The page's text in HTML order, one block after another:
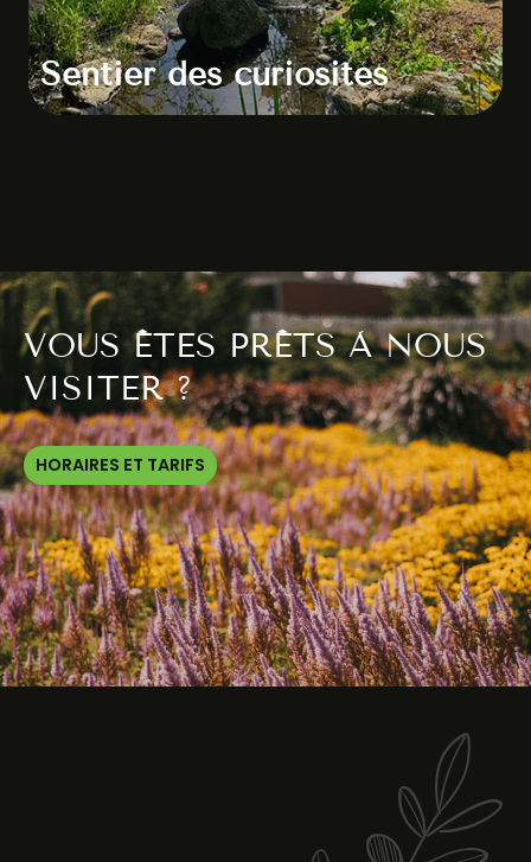
Sentier des curiosités
VOUS ÊTES PRÊTS À NOUS
VISITER ?
HORAIRES ET TARIFS